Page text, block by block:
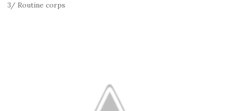
3/ Routine corps